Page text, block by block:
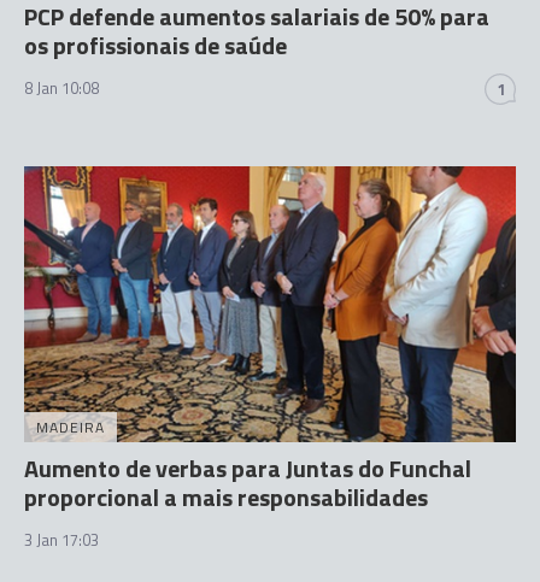
PCP defende aumentos salariais de 50% para
os profissionais de saúde
8 Jan 10:08 1
MADEIRA
Aumento de verbas para Juntas do Funchal
proporcional a mais responsabilidades
3 Jan 17:03